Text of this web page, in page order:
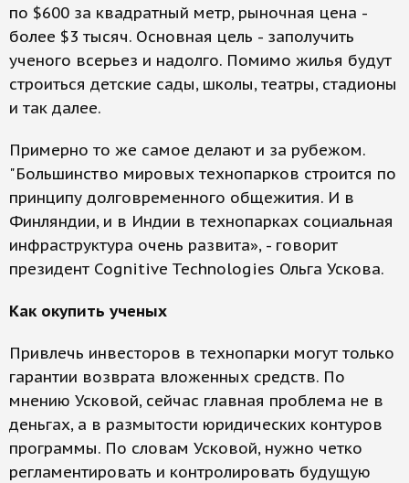
по $600 за квадратный метр, рыночная цена -
более $3 тысяч. Основная цель - заполучить
ученого всерьез и надолго. Помимо жилья будут
строиться детские сады, школы, театры, стадионы
и так далее.
Примерно то же самое делают и за рубежом.
"Большинство мировых технопарков строится по
принципу долговременного общежития. И в
Финляндии, и в Индии в технопарках социальная
инфраструктура очень развита», - говорит
президент Cognitive Technologies Ольга Ускова.
Как окупить ученых
Привлечь инвесторов в технопарки могут только
гарантии возврата вложенных средств. По
мнению Усковой, сейчас главная проблема не в
деньгах, а в размытости юридических контуров
программы. По словам Усковой, нужно четко
регламентировать и контролировать будущую